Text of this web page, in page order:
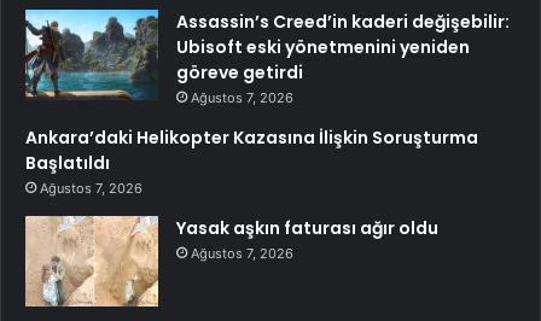
Assassin’s Creed’in kaderi değişebilir:
Ubisoft eski yönetmenini yeniden
göreve getirdi
Ağustos 7, 2026
Ankara’daki Helikopter Kazasına İlişkin Soruşturma
Başlatıldı
Ağustos 7, 2026
Yasak aşkın faturası ağır oldu
Ağustos 7, 2026